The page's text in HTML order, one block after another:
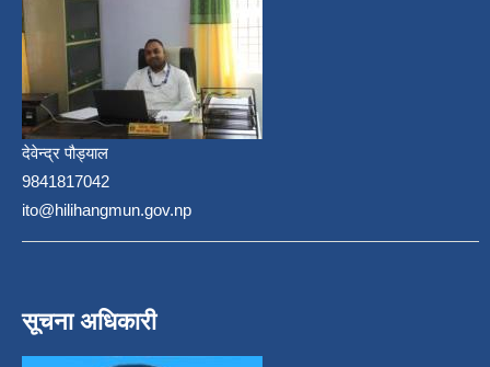
देवेन्द्र पौड्याल
9841817042
ito@hilihangmun.gov.np
सूचना अधिकारी